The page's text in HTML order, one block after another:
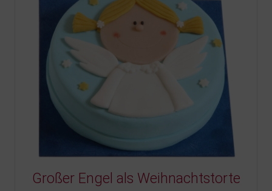
Großer Engel als Weihnachtstorte